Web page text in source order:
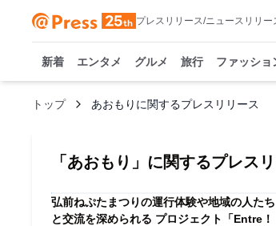
プレスリリース/ニュースリリ
新着 エンタメ グルメ 旅行 ファッショ
トップ あおもりに関するプレスリリース
「 あおもり 」に関するプレス
弘前ねぷたまつりの運行体験や地域の人たち
と交流を深められる プロジェクト「Entre！